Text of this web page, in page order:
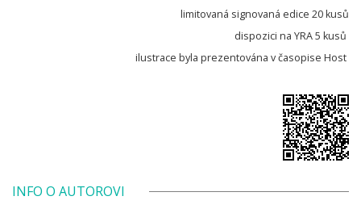
limitovaná signovaná edice 20 kusů
dispozici na YRA 5 kusů
ilustrace byla prezentována v časopise Host
INFO O AUTOROVI